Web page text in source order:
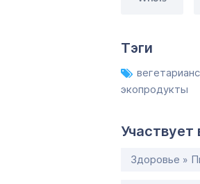
Тэги
экопродукты
Участвует
Здоровье »